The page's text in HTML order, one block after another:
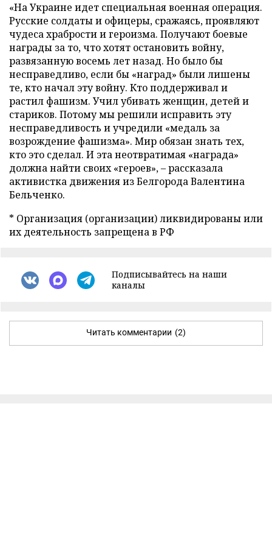
«На Украине идет специальная военная операция.
Русские солдаты и офицеры, сражаясь, проявляют
чудеса храбрости и героизма. Получают боевые
награды за то, что хотят остановить войну,
развязанную восемь лет назад. Но было бы
несправедливо, если бы «наград» были лишены
те, кто начал эту войну. Кто поддерживал и
растил фашизм. Учил убивать женщин, детей и
стариков. Потому мы решили исправить эту
несправедливость и учредили «медаль за
возрождение фашизма». Мир обязан знать тех,
кто это сделал. И эта неотвратимая «награда»
должна найти своих «героев», – рассказала
активистка движения из Белгорода Валентина
Бельченко.
* Организация (организации) ликвидированы или
их деятельность запрещена в РФ
Подписывайтесь на наши
каналы
Читать комментарии (2)